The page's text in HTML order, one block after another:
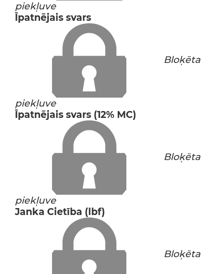
piekļuve
Īpatnējais svars
Bloķēta
piekļuve
Īpatnējais svars (12% MC)
Bloķēta
piekļuve
Janka Cietība (lbf)
Bloķēta